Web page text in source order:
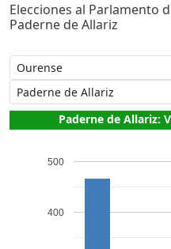
Elecciones al Parlamento
Paderne de Allariz
Paderne de Allariz:
400
500